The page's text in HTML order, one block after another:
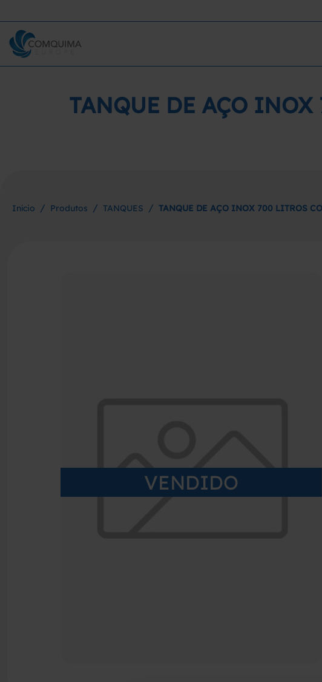
TANQUE DE AÇO
Início / Produtos / TANQUES / TANQUE DE AÇO INOX 700 LITROS
VENDIDO